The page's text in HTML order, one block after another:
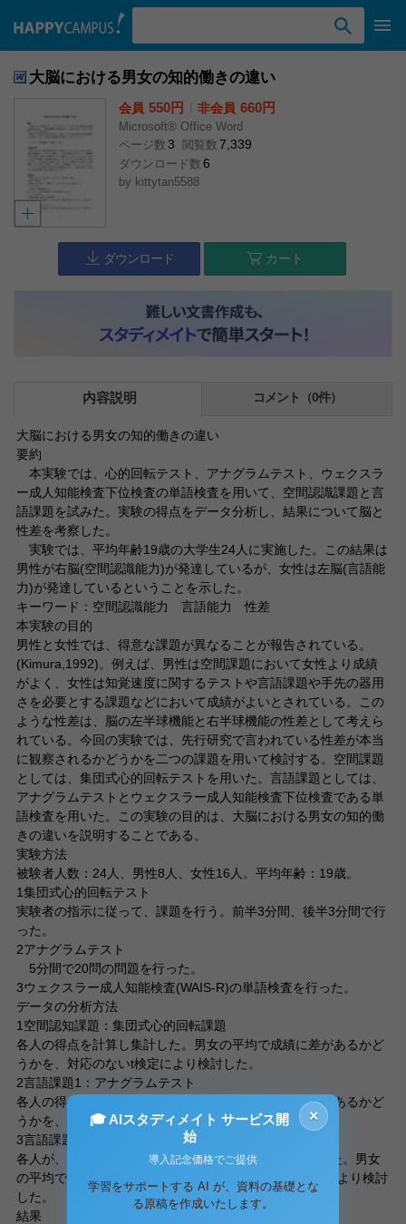
大脳における男女の知的働きの違い
会員 550円 非会員 660円
Microsoft® Office Word
ページ数 3 閲覧数 7,339
ダウンロード数 6
by kittytan5588
ダウンロード カート
内容説明 コメント（0件）
大脳における男女の知的働きの違い
要約
本実験では、心的回転テスト、アナグラムテスト、ウェクスラ
ー成人知能検査下位検査の単語検査を用いて、空間認識課題と言
語課題を試みた。実験の得点をデータ分析し、結果について脳と
性差を考察した。
実験では、平均年齢19歳の大学生24人に実施した。この結果は
男性が右脳(空間認識能力)が発達しているが、女性は左脳(言語能
力)が発達しているということを示した。
キーワード：空間認識能力 言語能力 性差
本実験の目的
男性と女性では、得意な課題が異なることが報告されている。
(Kimura,1992)。例えば、男性は空間課題において女性より成績
がよく、女性は知覚速度に関するテストや言語課題や手先の器用
さを必要とする課題などにおいて成績がよいとされている。この
ような性差は、脳の左半球機能と右半球機能の性差として考えら
れている。今回の実験では、先行研究で言われている性差が本当
に観察されるかどうかを二つの課題を用いて検討する。空間課題
としては、集団式心的回転テストを用いた。言語課題としては、
アナグラムテストとウェクスラー成人知能検査下位検査である単
語検査を用いた。この実験の目的は、大脳における男女の知的働
きの違いを説明することである。
実験方法
被験者人数：24人、男性8人、女性16人。平均年齢：19歳。
1集団式心的回転テスト
実験者の指示に従って、課題を行う。前半3分間、後半3分間で行
った。
2アナグラムテスト
5分間で20問の問題を行った。
3ウェクスラー成人知能検査(WAIS-R)の単語検査を行った。
データの分析方法
1空間認知課題：集団式心的回転課題
各人の得点を計算し集計した。男女の平均で成績に差があるかど
うかを、対応のないt検定により検討した。
2言語課題1：アナグラムテスト
各人の得点を計算し集計した。男女の平均で成績に差があるかど
うかを、対応のないt検定により検討した。
3言語課題2：WAIS-Rの単語課題
各人が、採点基準(別資料)に従って解答を採点し集計した。男女
の平均で成績に差があるかどうかを、対応のないt検定により検討
した。
結果
×
🎓 AIスタディメイト サービス開
始
導入記念価格でご提供
学習をサポートする AI が、資料の基礎とな
る原稿を作成いたします。